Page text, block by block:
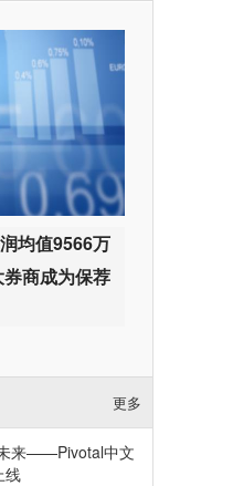
均值9566万
商成为保荐
更多
来——Pivotal中文
线